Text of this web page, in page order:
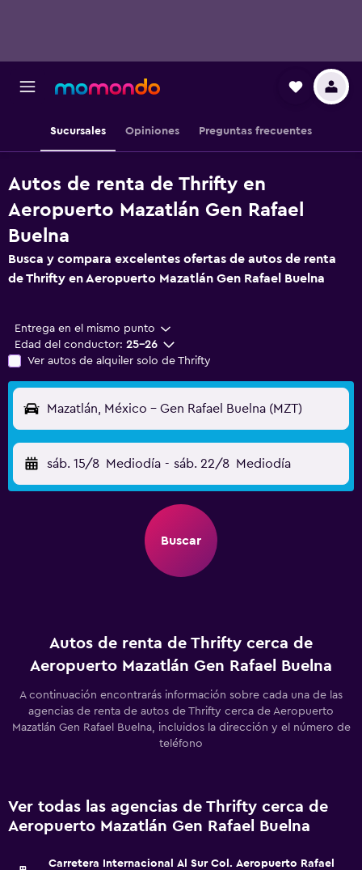
Sucursales Opiniones Preguntas frecuentes
Autos de renta de Thrifty en
Aeropuerto Mazatlán Gen Rafael
Buelna
Busca y compara excelentes ofertas de autos de renta
de Thrifty en Aeropuerto Mazatlán Gen Rafael Buelna
Entrega en el mismo punto
Edad del conductor: 25-26
Ver autos de alquiler solo de Thrifty
Mazatlán, México - Gen Rafael Buelna (MZT)
sáb. 15/8 Mediodía - sáb. 22/8 Mediodía
Buscar
Autos de renta de Thrifty cerca de
Aeropuerto Mazatlán Gen Rafael Buelna
A continuación encontrarás información sobre cada una de las
agencias de renta de autos de Thrifty cerca de Aeropuerto
Mazatlán Gen Rafael Buelna, incluidos la dirección y el número de
teléfono
Ver todas las agencias de Thrifty cerca de
Aeropuerto Mazatlán Gen Rafael Buelna
Carretera Internacional Al Sur Col. Aeropuerto Rafael